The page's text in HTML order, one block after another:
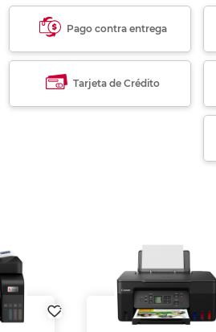
Pago contra entrega
Tarjeta de Crédito